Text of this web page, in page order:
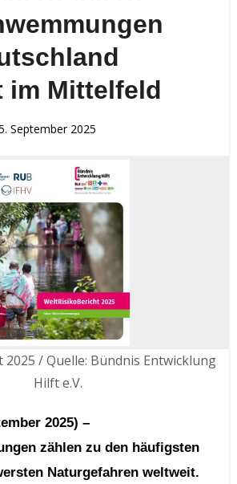
im Mittelfeld
September 2025
/ Quelle: Bündnis Entwicklung
Hilft e.V.
zählen zu den häufigsten
Naturgefahren weltweit.